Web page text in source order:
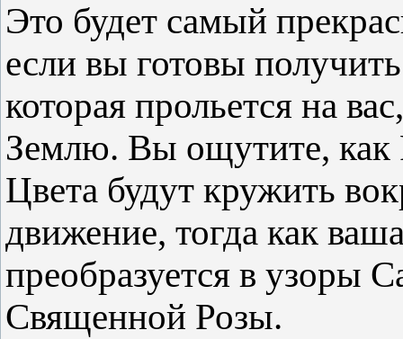
Это будет самый
если вы готовы
которая прольется на
Землю. Вы ощутите, как
Цвета будут кружить
движение, тогда как
преобразуется в узоры
Священной Розы.